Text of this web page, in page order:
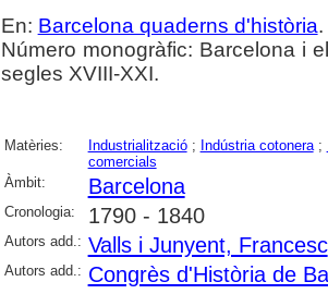
En: Barcelona quaderns d'història
Número monogràfic: Barcelona i
segles XVIII-XXI.
Matèries: Industrialització; Indústria cotonera;
comercials
Àmbit:
Barcelona
Cronologia: 1790 - 1840
Autors add.: Valls i Junyent, Francesc
Autors add.: Congrès d'Història de